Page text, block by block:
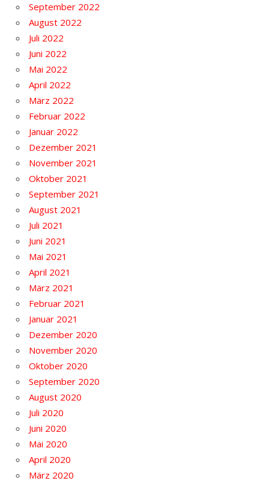
September 2022
August 2022
Juli 2022
Juni 2022
Mai 2022
April 2022
März 2022
Februar 2022
Januar 2022
Dezember 2021
November 2021
Oktober 2021
September 2021
August 2021
Juli 2021
Juni 2021
Mai 2021
April 2021
März 2021
Februar 2021
Januar 2021
Dezember 2020
November 2020
Oktober 2020
September 2020
August 2020
Juli 2020
Juni 2020
Mai 2020
April 2020
März 2020